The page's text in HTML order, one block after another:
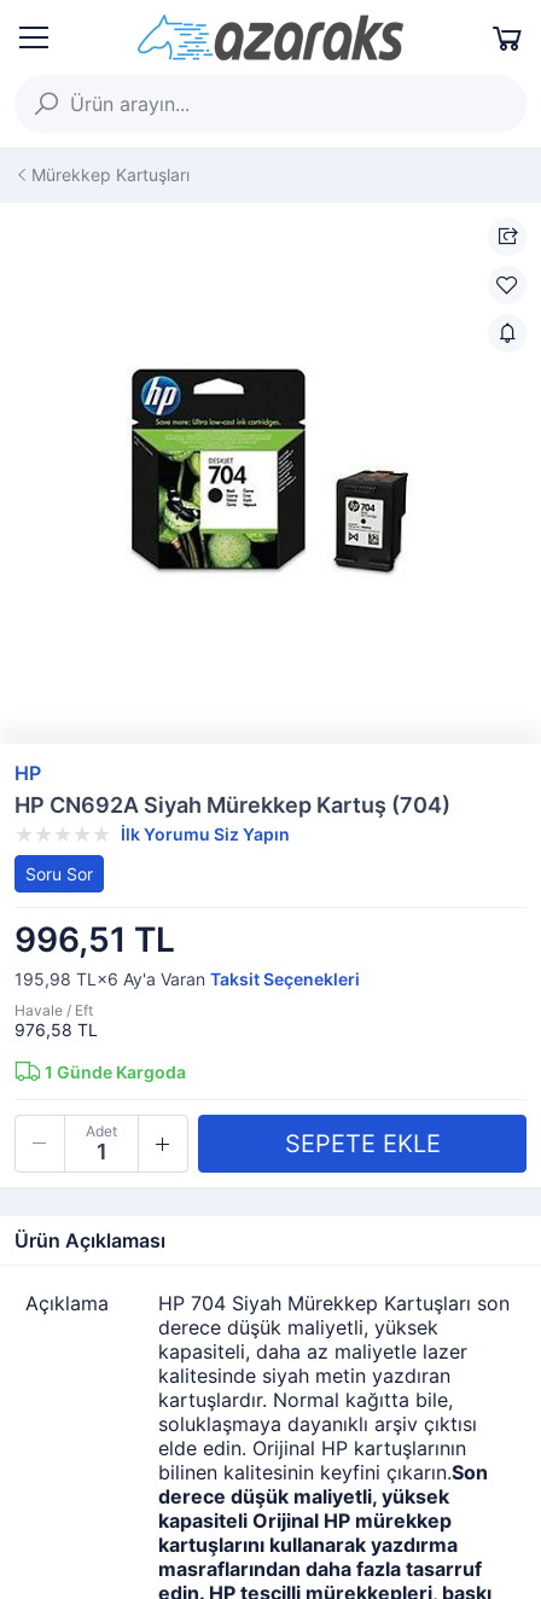
Mürekkep Kartuşları
HP
HP CN692A Siyah Mürekkep Kartuş (704)
İlk Yorumu Siz Yapın
Soru Sor
996,51 TL
195,98 TL×6 Ay'a Varan Taksit Seçenekleri
Havale / Eft
976,58 TL
1 Günde Kargoda
Adet
Ürün Açıklaması
Açıklama
HP 704 Siyah Mürekkep Kartuşları son
derece düşük maliyetli, yüksek
kapasiteli, daha az maliyetle lazer
kalitesinde siyah metin yazdıran
kartuşlardır. Normal kağıtta bile,
soluklaşmaya dayanıklı arşiv çıktısı
elde edin. Orijinal HP kartuşlarının
bilinen kalitesinin keyfini çıkarın.Son
derece düşük maliyetli, yüksek
kapasiteli Orijinal HP mürekkep
kartuşlarını kullanarak yazdırma
masraflarından daha fazla tasarruf
edin. HP tescilli mürekkepleri, baskı